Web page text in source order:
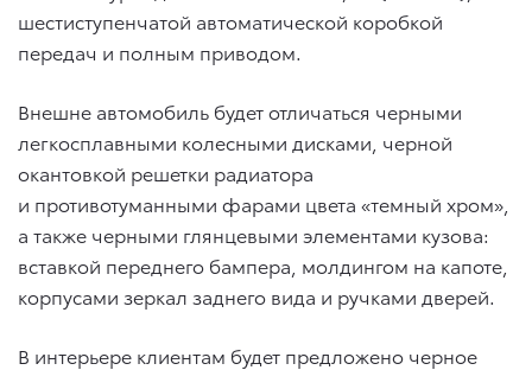
шестиступенчатой автоматической коробкой
передач и полным приводом.
Внешне автомобиль будет отличаться черными
легкосплавными колесными дисками, черной
окантовкой решетки радиатора
и противотуманными фарами цвета «темный хром»,
а также черными глянцевыми элементами кузова:
вставкой переднего бампера, молдингом на капоте,
корпусами зеркал заднего вида и ручками дверей.
В интерьере клиентам будет предложено черное